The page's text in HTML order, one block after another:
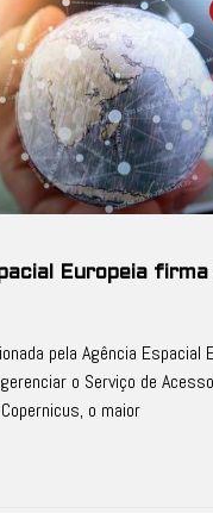
Europeia
pela Agência Espacial
o Serviço de
o maior